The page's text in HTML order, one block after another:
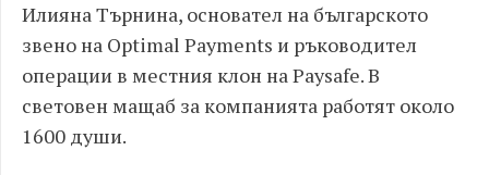
Илияна Търнина, основател на българското
звено на Optimal Payments и ръководител
операции в местния клон на Paysafe. В
световен мащаб за компанията работят около
1600 души.